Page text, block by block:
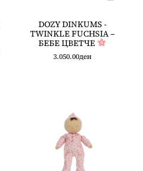
DOZY DINKUMS -
TWINKLE FUCHSIA –
БЕБЕ ЦВЕТЧЕ
3.050.00ден